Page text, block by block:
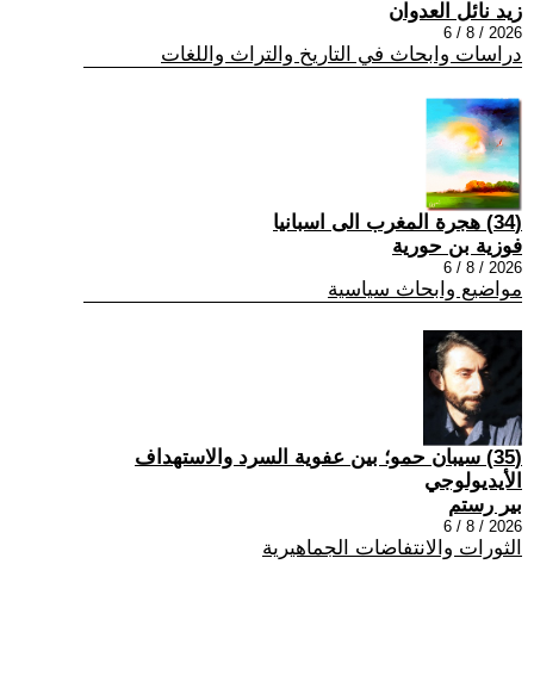
زيد نائل العدوان
2026 / 8 / 6
دراسات وابحاث في التاريخ والتراث واللغات
(34) هجرة المغرب الى اسبانيا
فوزية بن حورية
2026 / 8 / 6
مواضيع وابحاث سياسية
(35) سيبان حمو؛ بين عفوية السرد والاستهداف
الأيديولوجي
بير رستم
2026 / 8 / 6
الثورات والانتفاضات الجماهيرية